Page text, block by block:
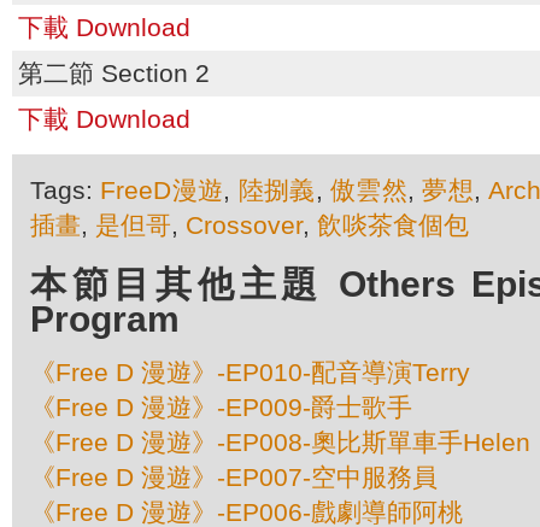
下載 Download
第二節 Section 2
下載 Download
Tags: FreeD漫遊, 陸捌義,傲雲然,夢想,
插畫, 是但哥, Crossover, 飲啖茶食個包
本節目其他主題 Others
Program
《Free D 漫遊》-EP010-配音導演Terry
《Free D 漫遊》-EP009-爵士歌手
《Free D 漫遊》-EP008-奧比斯單車手Helen
《Free D 漫遊》-EP007-空中服務員
《Free D 漫遊》-EP006-戲劇導師阿桃